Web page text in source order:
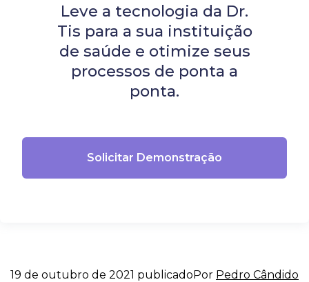
Leve a tecnologia da Dr.
Tis para a sua instituição
de saúde e otimize seus
processos de ponta a
ponta.
Solicitar Demonstração
19 de outubro de 2021 publicadoPor Pedro Cândido